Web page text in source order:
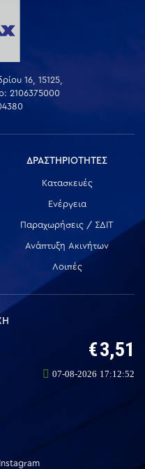
16, 15125,
2106375000
ΔΡΑΣΤΗΡΙΟΤΗΤΕΣ
Κατασκευές
Ενέργεια
Παραχωρήσεις / ΣΔΙΤ
Ανάπτυξη Ακινήτων
Λοιπές
Instagram